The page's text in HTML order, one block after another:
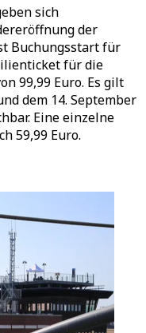
sich
der
Buchungsstart für
für die
99,99 Euro. Es gilt
dem 14. September
Eine einzelne
59,99 Euro.